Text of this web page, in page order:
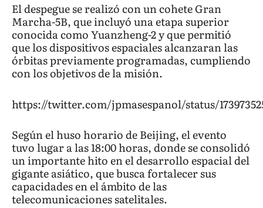
El despegue se realizó con un cohete Gran
Marcha-5B, que incluyó una etapa superior
conocida como Yuanzheng-2 y que permitió
que los dispositivos espaciales alcanzaran las
órbitas previamente programadas, cumpliendo
con los objetivos de la misión.
https://twitter.com/jpmasespanol/status/
Según el huso horario de Beijing, el evento
tuvo lugar a las 18:00 horas, donde se consolidó
un importante hito en el desarrollo espacial del
gigante asiático, que busca fortalecer sus
capacidades en el ámbito de las
telecomunicaciones satelitales.